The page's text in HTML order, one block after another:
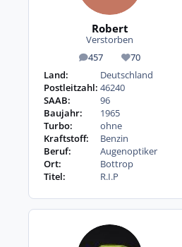
Robert
Verstorben
457
Beiträge 70
Reputation
Land:
Deutschland
Postleitzahl: 46240
SAAB:
96
Baujahr:
1965
Turbo:
ohne
Kraftstoff:
Benzin
Beruf:
Augenoptiker
Ort:
Bottrop
Titel:
R.I.P